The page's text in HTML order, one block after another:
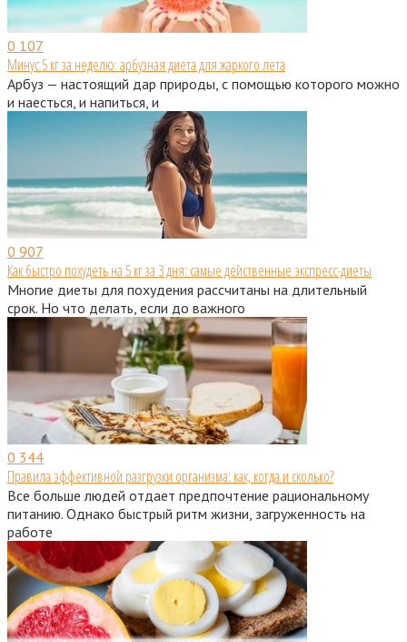
0 107
Минус 5 кг за неделю: арбузная диета для жаркого лета
Арбуз — настоящий дар природы, с помощью которого можно
и наесться, и напиться, и
0 907
Как быстро похудеть на 5 кг за 3 дня: самые действенные экспресс-диеты
Многие диеты для похудения рассчитаны на длительный
срок. Но что делать, если до важного
0 344
Правила эффективной разгрузки организма: как, когда и сколько?
Все больше людей отдает предпочтение рациональному
питанию. Однако быстрый ритм жизни, загруженность на
работе